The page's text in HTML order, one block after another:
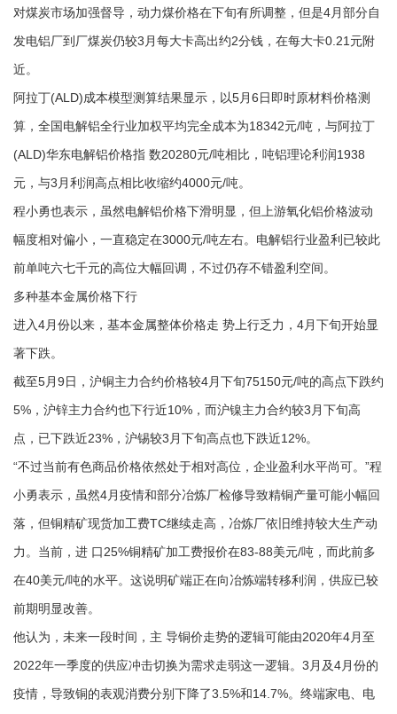
对煤炭市场加强督导，动力煤价格在下旬有所调整，但是4月部分自
发电铝厂到厂煤炭仍较3月每大卡高出约2分钱，在每大卡0.21元附
近。
阿拉丁(ALD)成本模型测算结果显示，以5月6日即时原材料价格测
算，全国电解铝全行业加权平均完全成本为18342元/吨，与阿拉丁
(ALD)华东电解铝价格指 数20280元/吨相比，吨铝理论利润1938
元，与3月利润高点相比收缩约4000元/吨。
程小勇也表示，虽然电解铝价格下滑明显，但上游氧化铝价格波动
幅度相对偏小，一直稳定在3000元/吨左右。电解铝行业盈利已较此
前单吨六七千元的高位大幅回调，不过仍存不错盈利空间。
多种基本金属价格下行
进入4月份以来，基本金属整体价格走 势上行乏力，4月下旬开始显
著下跌。
截至5月9日，沪铜主力合约价格较4月下旬75150元/吨的高点下跌约
5%，沪锌主力合约也下行近10%，而沪镍主力合约较3月下旬高
点，已下跌近23%，沪锡较3月下旬高点也下跌近12%。
“不过当前有色商品价格依然处于相对高位，企业盈利水平尚可。”程
小勇表示，虽然4月疫情和部分冶炼厂检修导致精铜产量可能小幅回
落，但铜精矿现货加工费TC继续走高，冶炼厂依旧维持较大生产动
力。当前，进 口25%铜精矿加工费报价在83-88美元/吨，而此前多
在40美元/吨的水平。这说明矿端正在向冶炼端转移利润，供应已较
前期明显改善。
他认为，未来一段时间，主 导铜价走势的逻辑可能由2020年4月至
2022年一季度的供应冲击切换为需求走弱这一逻辑。3月及4月份的
疫情，导致铜的表观消费分别下降了3.5%和14.7%。终端家电、电